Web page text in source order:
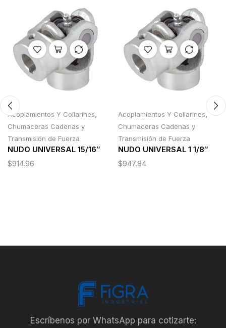
Acoplamientos Y Collarines,
Chumaceras Cadenas y
Transmisión de Fuerza
NUDO UNIVERSAL 15/16″
$914.96
Acoplamientos Y Collarines,
Chumaceras Cadenas y
Transmisión de Fuerza
NUDO UNIVERSAL 1 1/8″
$947.84
Escríbenos por WhatsApp para cotizarte: